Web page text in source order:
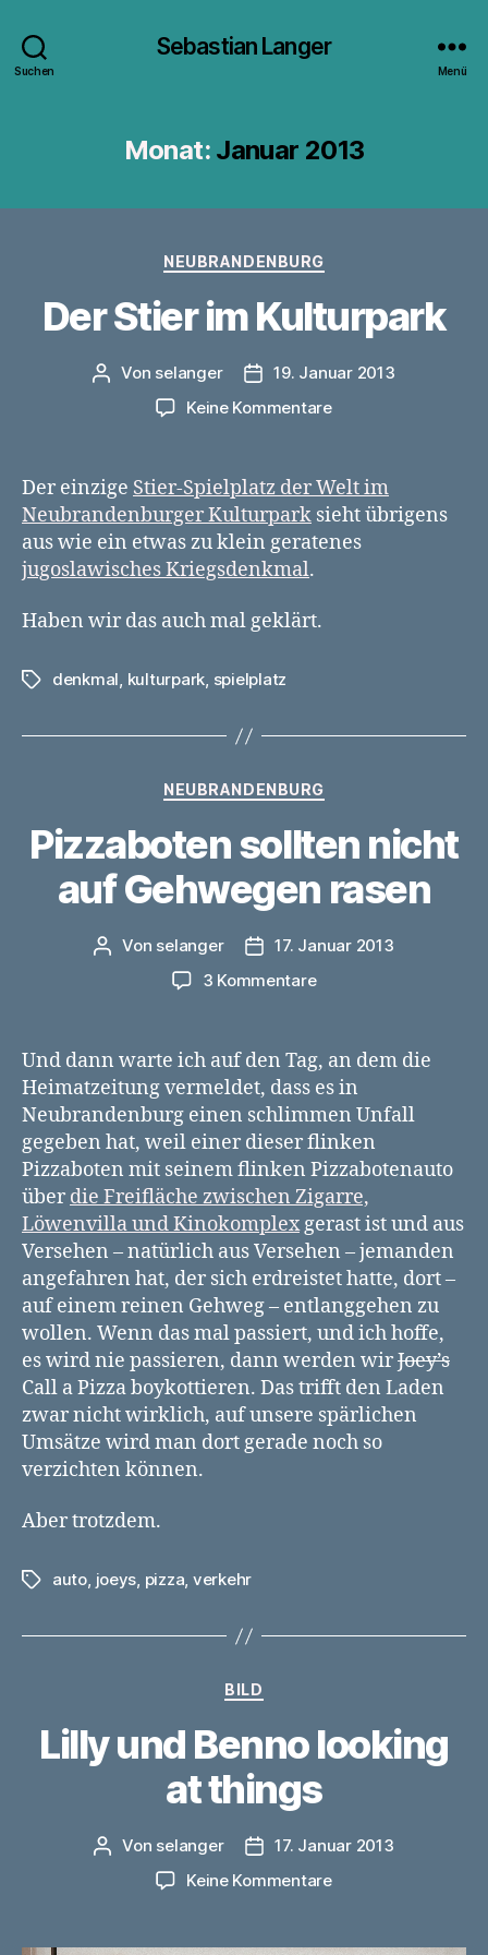
Suchen
Sebastian Langer
Menü
Monat: Januar 2013
Kategorien
NEUBRANDENBURG
Der Stier im Kulturpark
Beitragsautor
Von selanger Veröffentlichungsdatum
19. Januar 2013
Keine Kommentarezu
im
Kulturpark
Der einzige Stier-Spielplatz der Welt im
Neubrandenburger Kulturpark sieht übrigens
aus wie ein etwas zu klein geratenes
jugoslawisches Kriegsdenkmal.
Haben wir das auch mal geklärt.
Schlagwörter
denkmal, kulturpark, spielplatz
Kategorien
NEUBRANDENBURG
Pizzaboten sollten nicht
auf Gehwegen rasen
Beitragsautor
Von selanger Veröffentlichungsdatum
17. Januar 2013
3 Kommentarezu
auf
Gehwegen
rasen
Und dann warte ich auf den Tag, an dem die
Heimatzeitung vermeldet, dass es in
Neubrandenburg einen schlimmen Unfall
gegeben hat, weil einer dieser flinken
Pizzaboten mit seinem flinken Pizzabotenauto
über die Freifläche zwischen Zigarre,
Löwenvilla und Kinokomplexgerast ist und aus
Versehen – natürlich aus Versehen – jemanden
angefahren hat, der sich erdreistet hatte, dort –
auf einem reinen Gehweg – entlanggehen zu
wollen. Wenn das mal passiert, und ich hoffe,
es wird nie passieren, dann werden wirJoey’s
Call a Pizza boykottieren. Das trifft den Laden
zwar nicht wirklich, auf unsere spärlichen
Umsätze wird man dort gerade noch so
verzichten können.
Aber trotzdem.
Schlagwörter
auto, joeys, pizza, verkehr
Kategorien
BILD
Lilly und Benno looking
at things
Beitragsautor
Von selanger Veröffentlichungsdatum
17. Januar 2013
Keine Kommentarezu
Benno